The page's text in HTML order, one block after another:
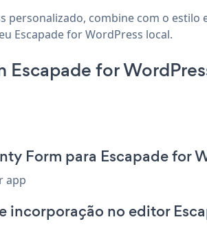
combine com o
Escapade for WordPress local.
Escapade for
Form para Escapade for
app
no editor